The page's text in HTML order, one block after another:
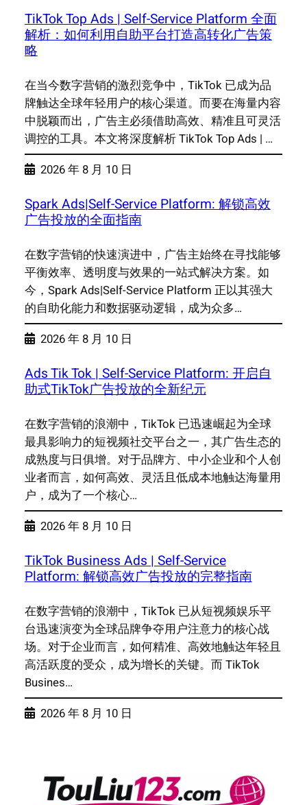
TikTok Top Ads | Self-Service Platform 全面
解析：如何利用自助平台打造高转化广告策
略
在当今数字营销的激烈竞争中，TikTok 已成为品
牌触达全球年轻用户的核心渠道。而要在海量内容
中脱颖而出，广告主必须借助高效、精准且可灵活
调控的工具。本文将深度解析 TikTok Top Ads | …
2026 年 8 月 10 日
Spark Ads|Self-Service Platform: 解锁高效
广告投放的全面指南
在数字营销的快速演进中，广告主始终在寻找能够
平衡效率、透明度与效果的一站式解决方案。如
今，Spark Ads|Self-Service Platform 正以其强大
的自助化能力和数据驱动逻辑，成为众多…
2026 年 8 月 10 日
Ads Tik Tok | Self-Service Platform: 开启自
助式TikTok广告投放的全新纪元
在数字营销的浪潮中，TikTok 已迅速崛起为全球
最具影响力的短视频社交平台之一，其广告生态的
成熟度与日俱增。对于品牌方、中小企业和个人创
业者而言，如何高效、灵活且低成本地触达海量用
户，成为了一个核心…
2026 年 8 月 10 日
TikTok Business Ads | Self-Service
Platform: 解锁高效广告投放的完整指南
在数字营销的浪潮中，TikTok 已从短视频娱乐平
台迅速演变为全球品牌争夺用户注意力的核心战
场。对于企业而言，如何精准、高效地触达年轻且
高活跃度的受众，成为增长的关键。而 TikTok
Busines…
2026 年 8 月 10 日